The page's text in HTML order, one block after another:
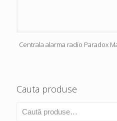
Centrala alarma radio Paradox
Cauta produse